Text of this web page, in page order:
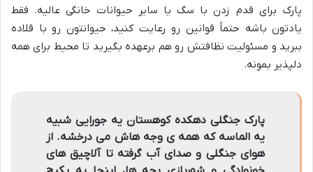
پارک برای قدم زدن با سگ یا سایر حیوانات خانگی عالیه. فقط
یادتون باشه حتماً قوانین رو رعایت کنید، حیوانتون رو با قلاده
ببرید و مسئولیت نظافتش رو هم برعهده بگیرید تا محیط برای همه
دلپذیر بمونه.
پارک جنگلی دهکده کوهستان یه جورایی شبیه
یه الماسه که همه ی وجه هاش می درخشه. از
هوای جنگلی و صدای آب گرفته تا آلاچیق های